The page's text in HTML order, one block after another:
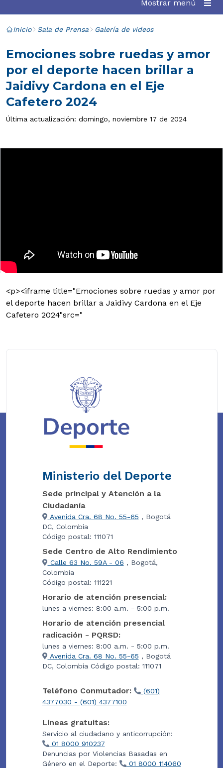
Mostrar menú
Inicio Sala de Prensa Galería de videos
Emociones sobre ruedas y amor
por el deporte hacen brillar a
Jaidivy Cardona en el Eje
Cafetero 2024
Última actualización: domingo, noviembre 17 de 2024
<p><iframe title="Emociones sobre ruedas y amor por
el deporte hacen brillar a Jaidivy Cardona en el Eje
Cafetero 2024"src="
Ministerio del Deporte
Sede principal y Atención a la
Ciudadanía
Avenida Cra. 68 No. 55-65 , Bogotá
DC, Colombia
Código postal: 111071
Sede Centro de Alto Rendimiento
Calle 63 No. 59A - 06 , Bogotá,
Colombia
Código postal: 111221
Horario de atención presencial:
lunes a viernes: 8:00 a.m. - 5:00 p.m.
Horario de atención presencial
radicación - PQRSD:
lunes a viernes: 8:00 a.m. - 5:00 p.m.
Avenida Cra. 68 No. 55-65 , Bogotá
DC, Colombia Código postal: 111071
Teléfono Conmutador:
(601)
4377030 - (601) 4377100
Líneas gratuitas:
Servicio al ciudadano y anticorrupción:
01 8000 910237
Denuncias por Violencias Basadas en
Género en el Deporte:
01 8000 114060